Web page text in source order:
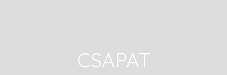
CSAPAT